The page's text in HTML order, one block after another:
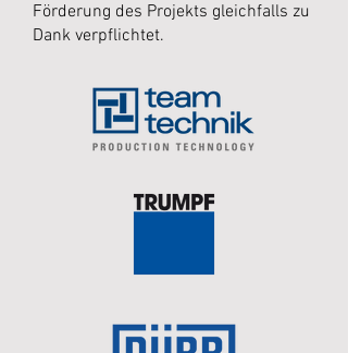
Förderung des Projekts gleichfalls zu
Dank verpflichtet.